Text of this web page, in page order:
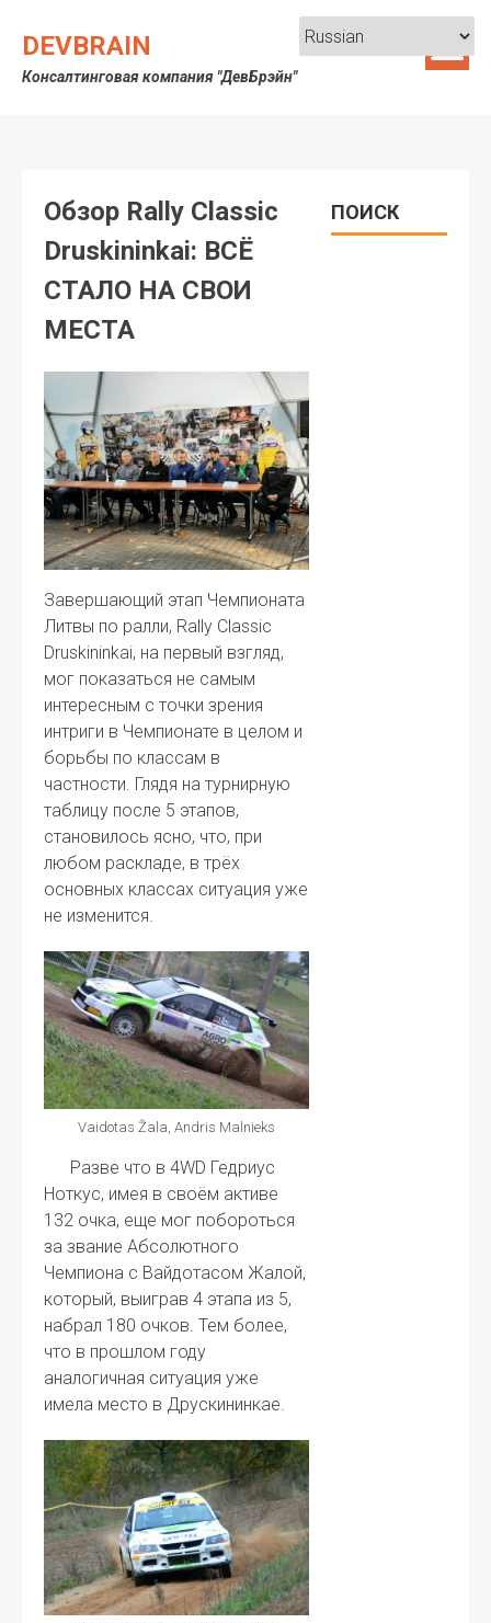
DEVBRAIN
Консалтинговая компания "ДевБрэйн"
Обзор Rally Classic
Druskininkai: ВСЁ
СТАЛО НА СВОИ
МЕСТА
Завершающий этап Чемпионата
Литвы по ралли, Rally Classic
Druskininkai, на первый взгляд,
мог показаться не самым
интересным с точки зрения
интриги в Чемпионате в целом и
борьбы по классам в
частности. Глядя на турнирную
таблицу после 5 этапов,
становилось ясно, что, при
любом раскладе, в трёх
основных классах ситуация уже
не изменится.
Vaidotas Žala, Andris Malnieks
Разве что в 4WD Гедриус
Ноткус, имея в своём активе
132 очка, еще мог побороться
за звание Абсолютного
Чемпиона с Вайдотасом Жалой,
который, выиграв 4 этапа из 5,
набрал 180 очков. Тем более,
что в прошлом году
аналогичная ситуация уже
имела место в Друскининкае.
ПОИСК